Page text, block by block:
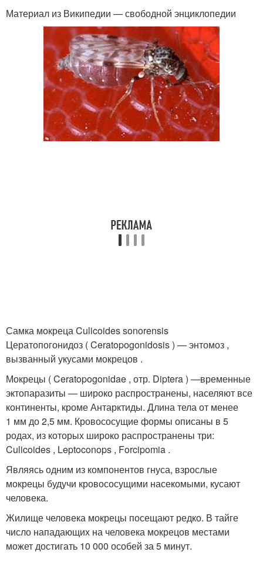
Материал из Википедии — свободной энциклопедии
Самка мокреца Culicoides sonorensis
Цератопогонидоз ( Ceratopogonidosis ) — энтомоз ,
вызванный укусами мокрецов .
Мокрецы ( Ceratopogonidae , отр. Diptera ) —временные
эктопаразиты — широко распространены, населяют все
континенты, кроме Антарктиды. Длина тела от менее
1 мм до 2,5 мм. Кровососущие формы описаны в 5
родах, из которых широко распространены три:
Culicoides , Leptoconops , Forcipomia .
Являясь одним из компонентов гнуса, взрослые
мокрецы будучи кровососущими насекомыми, кусают
человека.
Жилище человека мокрецы посещают редко. В тайге
число нападающих на человека мокрецов местами
может достигать 10 000 особей за 5 минут.